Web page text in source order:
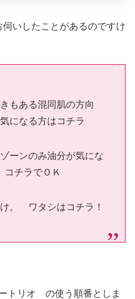
いしたことがあるのですけ
もある混同肌の方向
になる方はコチラ
ーンのみ油分が気にな
コチラでＯＫ
。 ワタシはコチラ！
トリオ の使う順番としま